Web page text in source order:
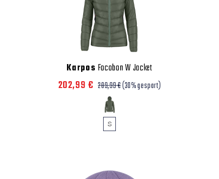
Karpos Focobon W Jacket
202,99 € 289,99 €(30% gespart)
S